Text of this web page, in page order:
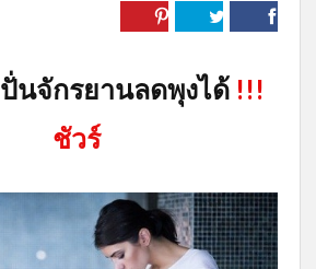
ปั่นจักรยานลดพุงได้ !!!
ชัวร์